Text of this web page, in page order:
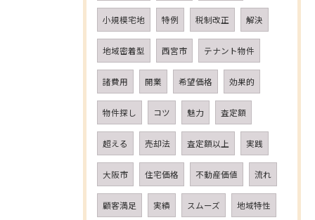
小規模宅地 特例 税制改正 解決
地域密着型 西宮市 テナント物件
諸費用 開業 希望価格 効果的
物件探し コツ 魅力 査定額
超える 売却法 査定額以上 実践
大阪市 住宅価格 不動産価値 流れ
顧客満足 実績 スムーズ 地域特性